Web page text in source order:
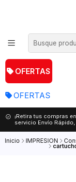
OFERTAS
OFERTAS
¡Retira tus compras
servicio Envío
Inicio IMPRESION